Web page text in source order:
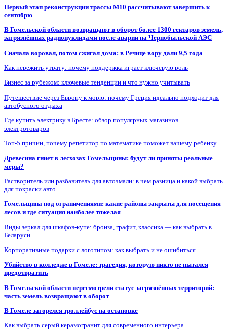
Первый этап реконструкции трассы М10 рассчитывают завершить к
сентябрю
В Гомельской области возвращают в оборот более 1300 гектаров земель,
загрязнённых радионуклидами после аварии на Чернобыльской АЭС
Сначала воровал, потом сжигал дома: в Речице вору дали 9,5 года
Как пережить утрату: почему поддержка играет ключевую роль
Бизнес за рубежом: ключевые тенденции и что нужно учитывать
Путешествие через Европу к морю: почему Греция идеально подходит для
автобусного отдыха
Где купить электрику в Бресте: обзор популярных магазинов
электротоваров
Топ-5 причин, почему репетитор по математике поможет вашему ребенку
Древесина гниет в лесхозах Гомельщины: будут ли приняты реальные
меры?
Растворитель или разбавитель для автоэмали: в чем разница и какой выбрать
для покраски авто
Гомельщина под ограничениями: какие районы закрыты для посещения
лесов и где ситуация наиболее тяжелая
Виды зеркал для шкафов-купе: бронза, графит, классика — как выбрать в
Беларуси
Корпоративные подарки с логотипом: как выбрать и не ошибиться
Убийство в колледже в Гомеле: трагедия, которую никто не пытался
предотвратить
В Гомельской области пересмотрели статус загрязнённых территорий:
часть земель возвращают в оборот
В Гомеле загорелся троллейбус на остановке
Как выбрать серый керамогранит для современного интерьера